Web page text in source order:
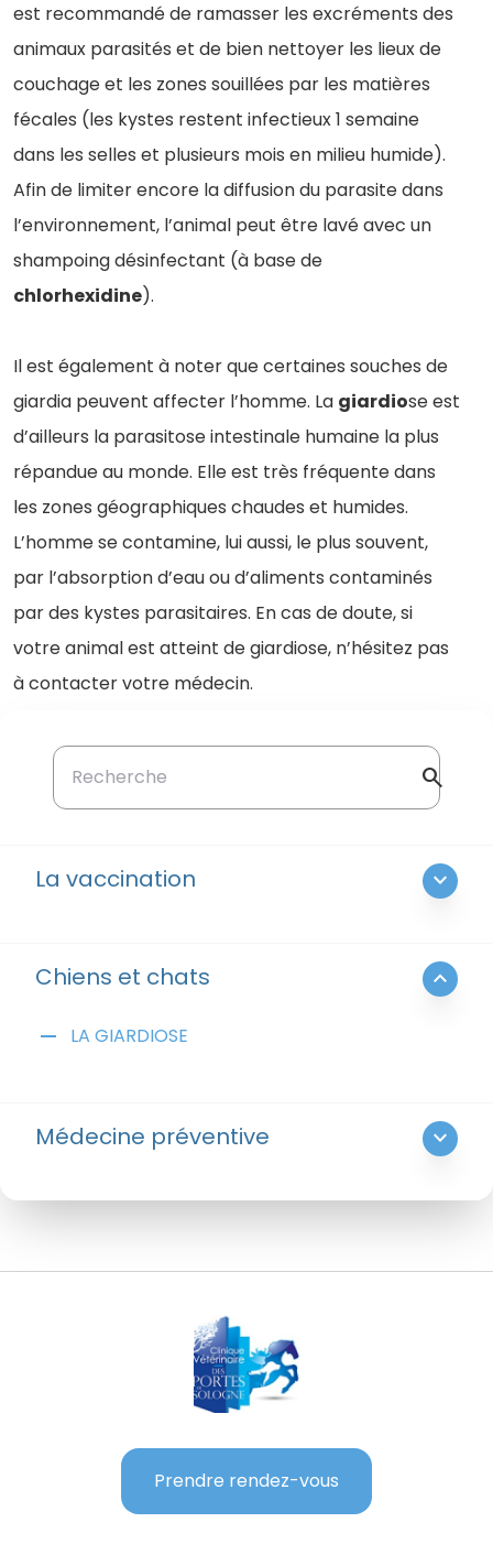
search
La vaccination expand_more
Chiens et chats
expand_less
remove
LA GIARDIOSE
Médecine préventive expand_more
est recommandé de ramasser les excréments des
animaux parasités et de bien nettoyer les lieux de
couchage et les zones souillées par les matières
fécales (les kystes restent infectieux 1 semaine
dans les selles et plusieurs mois en milieu humide).
Afin de limiter encore la diffusion du parasite dans
l’environnement, l’animal peut être lavé avec un
shampoing désinfectant (à base de
chlorhexidine).
Il est également à noter que certaines souches de
giardia peuvent affecter l’homme. La giardiose est
d’ailleurs la parasitose intestinale humaine la plus
répandue au monde. Elle est très fréquente dans
les zones géographiques chaudes et humides.
L’homme se contamine, lui aussi, le plus souvent,
par l’absorption d’eau ou d’aliments contaminés
par des kystes parasitaires. En cas de doute, si
votre animal est atteint de giardiose, n’hésitez pas
à contacter votre médecin.
Prendre rendez-vous